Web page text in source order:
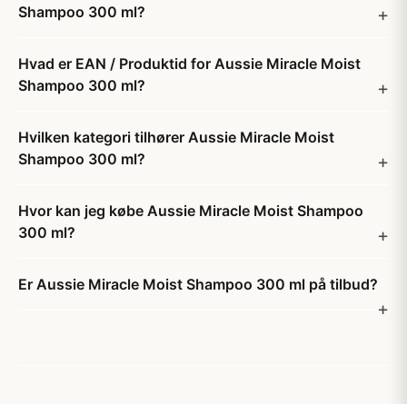
Shampoo 300 ml?
Hvad er EAN / Produktid for Aussie Miracle Moist
Shampoo 300 ml?
Hvilken kategori tilhører Aussie Miracle Moist
Shampoo 300 ml?
Hvor kan jeg købe Aussie Miracle Moist Shampoo
300 ml?
Er Aussie Miracle Moist Shampoo 300 ml på tilbud?